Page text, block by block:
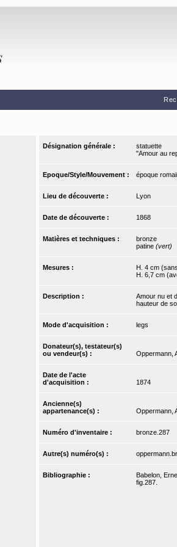
Désignation générale :
statuette
"Amour au
Epoque/Style/Mouvement : époque
Lieu de découverte : Lyon
Date de découverte : 1868
Matières et techniques :
bronze
patine (vert)
Mesures :
H. 4 cm
H. 6,7 cm
Description :
Amour nu et
hauteur de
Mode d'acquisition : legs
Donateur(s), testateur(s)
ou vendeur(s) :
Oppermann,
Date de l'acte
d'acquisition :
1874
Ancienne(s)
appartenance(s) :
Oppermann,
Numéro d'inventaire : bronze.287
Autre(s) numéro(s) :
Bibliographie :
Babelon,
fig.287.